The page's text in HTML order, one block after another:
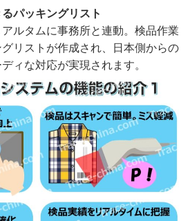
パッキングリスト
ルタムに事務所と連動。検品作業
リストが作成され、日本側からの
ィな対応が実現されます。